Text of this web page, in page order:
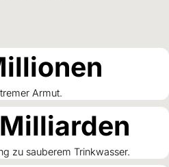
Armut.
Milliarden
zu sauberem Trinkwasser.